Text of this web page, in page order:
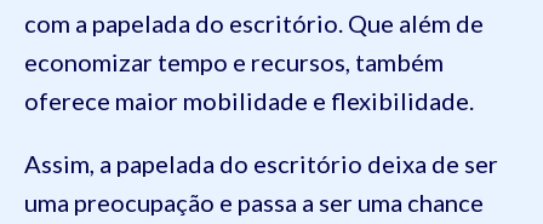
com a papelada do escritório. Que além de
economizar tempo e recursos, também
oferece maior mobilidade e flexibilidade.
Assim, a papelada do escritório deixa de ser
uma preocupação e passa a ser uma chance